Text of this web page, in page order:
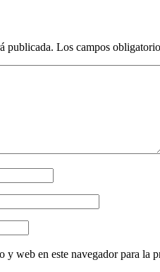
publicada. Los campos
web en este navegador para la